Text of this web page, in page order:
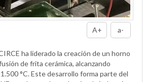
A+ a-
ha liderado la creación de un horno
de frita cerámica, alcanzando
°C. Este desarrollo forma parte del